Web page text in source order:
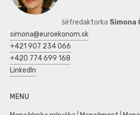
šéfredaktorka Simona
simona@euroekonom.sk
+421 907 234 066
+420 774 699 168
LinkedIn
MENU